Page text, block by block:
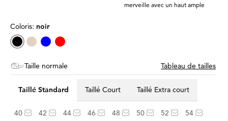
merveille avec un haut ample
Coloris: noir
Taille normale Tableau de tailles
Taillé Standard Taillé Court Taillé Extra court
40 42 44 46 48 50 52
54